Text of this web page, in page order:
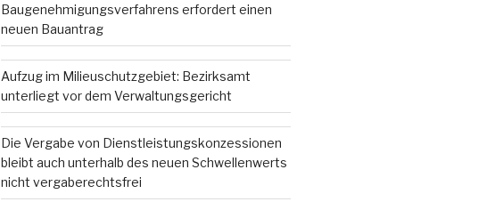
Baugenehmigungsverfahrens erfordert einen
neuen Bauantrag
Aufzug im Milieuschutzgebiet: Bezirksamt
unterliegt vor dem Verwaltungsgericht
Die Vergabe von Dienstleistungskonzessionen
bleibt auch unterhalb des neuen Schwellenwerts
nicht vergaberechtsfrei